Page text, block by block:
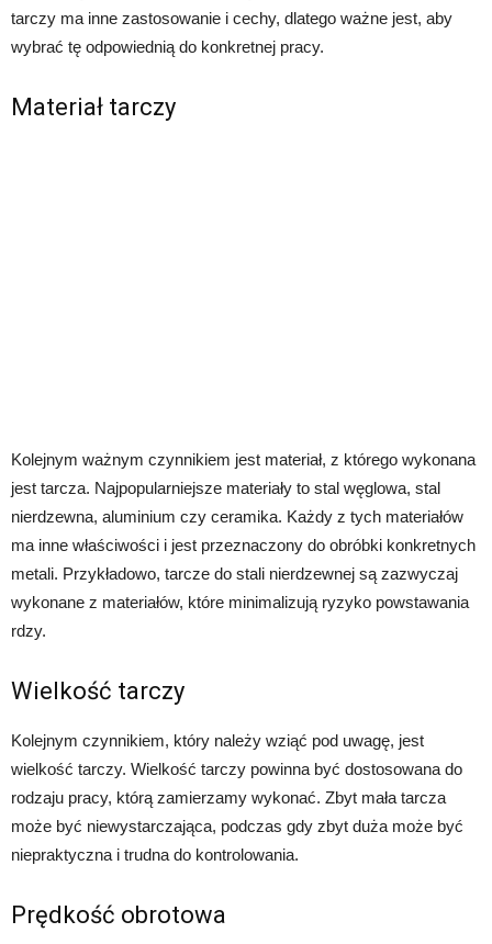
tarczy ma inne zastosowanie i cechy, dlatego ważne jest, aby
wybrać tę odpowiednią do konkretnej pracy.
Materiał tarczy
Kolejnym ważnym czynnikiem jest materiał, z którego wykonana
jest tarcza. Najpopularniejsze materiały to stal węglowa, stal
nierdzewna, aluminium czy ceramika. Każdy z tych materiałów
ma inne właściwości i jest przeznaczony do obróbki konkretnych
metali. Przykładowo, tarcze do stali nierdzewnej są zazwyczaj
wykonane z materiałów, które minimalizują ryzyko powstawania
rdzy.
Wielkość tarczy
Kolejnym czynnikiem, który należy wziąć pod uwagę, jest
wielkość tarczy. Wielkość tarczy powinna być dostosowana do
rodzaju pracy, którą zamierzamy wykonać. Zbyt mała tarcza
może być niewystarczająca, podczas gdy zbyt duża może być
niepraktyczna i trudna do kontrolowania.
Prędkość obrotowa